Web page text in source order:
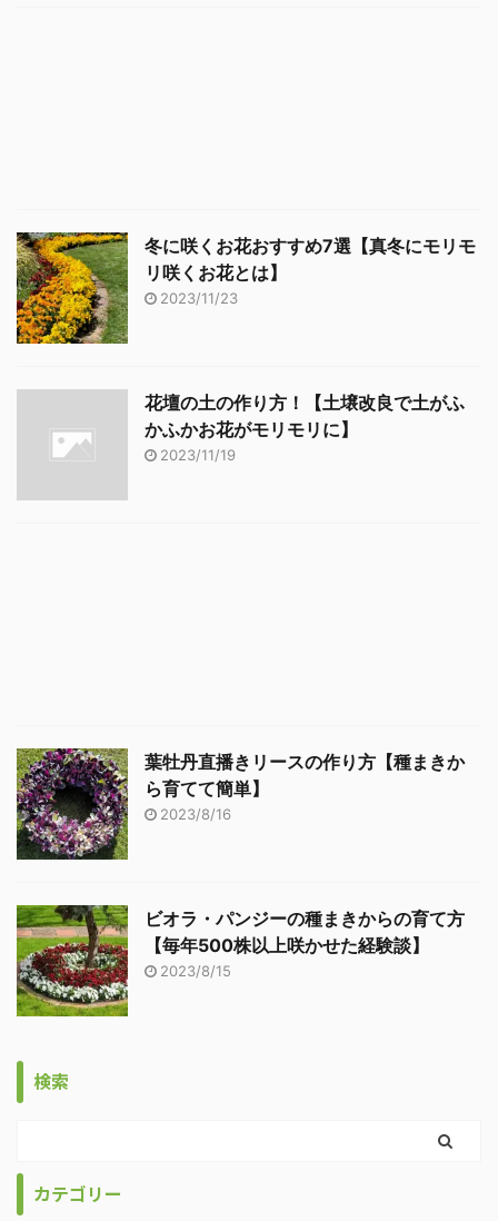
冬に咲くお花おすすめ7選【真冬にモリモ
リ咲くお花とは】
2023/11/23
花壇の土の作り方！【土壌改良で土がふ
かふかお花がモリモリに】
2023/11/19
葉牡丹直播きリースの作り方【種まきか
ら育てて簡単】
2023/8/16
ビオラ・パンジーの種まきからの育て方
【毎年500株以上咲かせた経験談】
2023/8/15
検索
カテゴリー